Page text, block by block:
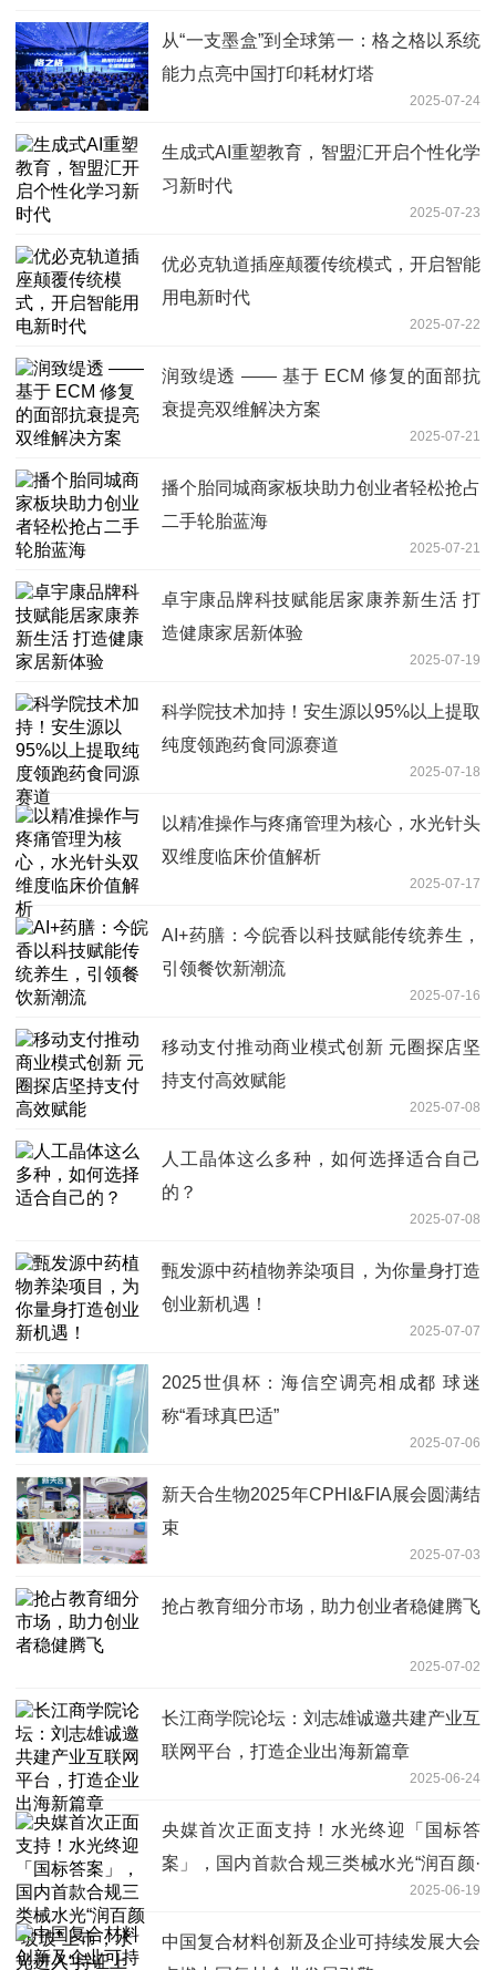
从“一支墨盒”到全球第一：格之格以系统
能力点亮中国打印耗材灯塔
2025-07-24
生成式AI重塑教育，智盟汇开启个性化学
习新时代
2025-07-23
优必克轨道插座颠覆传统模式，开启智能
用电新时代
2025-07-22
润致缇透 —— 基于 ECM 修复的面部抗
衰提亮双维解决方案
2025-07-21
播个胎同城商家板块助力创业者轻松抢占
二手轮胎蓝海
2025-07-21
卓宇康品牌科技赋能居家康养新生活 打
造健康家居新体验
2025-07-19
科学院技术加持！安生源以95%以上提取
纯度领跑药食同源赛道
2025-07-18
以精准操作与疼痛管理为核心，水光针头
双维度临床价值解析
2025-07-17
AI+药膳：今皖香以科技赋能传统养生，
引领餐饮新潮流
2025-07-16
移动支付推动商业模式创新 元圈探店坚
持支付高效赋能
2025-07-08
人工晶体这么多种，如何选择适合自己
的？
2025-07-08
甄发源中药植物养染项目，为你量身打造
创业新机遇！
2025-07-07
2025世俱杯：海信空调亮相成都 球迷
称“看球真巴适”
2025-07-06
新天合生物2025年CPHI&FIA展会圆满结
束
2025-07-03
抢占教育细分市场，助力创业者稳健腾飞
2025-07-02
长江商学院论坛：刘志雄诚邀共建产业互
联网平台，打造企业出海新篇章
2025-06-24
央媒首次正面支持！水光终迎「国标答
案」，国内首款合规三类械水光“润百颜·
玻玻”上市，水光进入“持证上岗”时代2025-06-19
中国复合材料创新及企业可持续发展大会